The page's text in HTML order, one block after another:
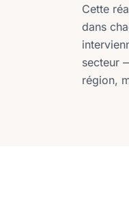
Cette
dans
secteur
région,